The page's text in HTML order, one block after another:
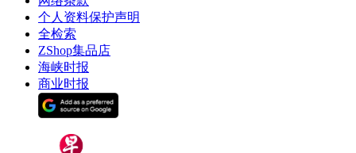
个人资料保护声明
全检索
ZShop集品店
海峡时报
商业时报